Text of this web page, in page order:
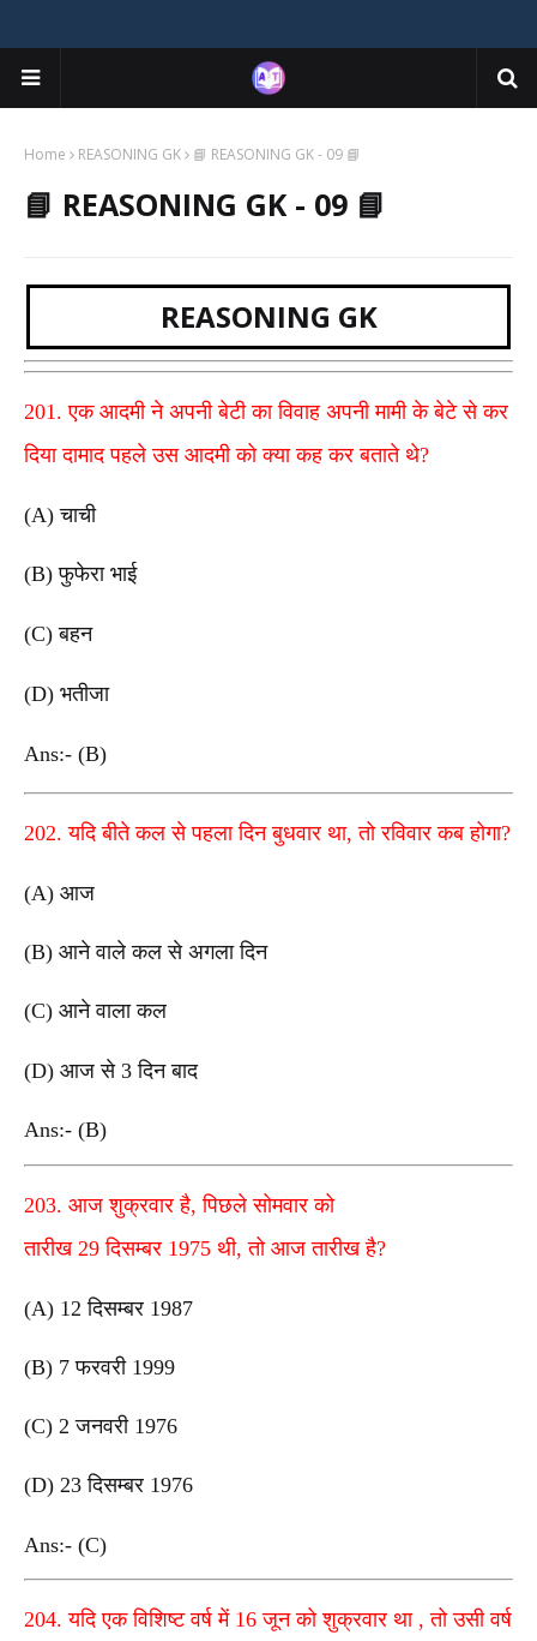
Home REASONING GK 📘 REASONING GK - 09 📘
📘 REASONING GK - 09 📘
REASONING GK
201. एक आदमी ने अपनी बेटी का विवाह अपनी मामी के बेटे से कर
दिया दामाद पहले उस आदमी को क्या कह कर बताते थे?
(A) चाची
(B) फुफेरा भाई
(C) बहन
(D) भतीजा
Ans:- (B)
202. यदि बीते कल से पहला दिन बुधवार था, तो रविवार कब होगा?
(A) आज
(B) आने वाले कल से अगला दिन
(C) आने वाला कल
(D) आज से 3 दिन बाद
Ans:- (B)
203. आज शुक्रवार है, पिछले सोमवार को
तारीख 29 दिसम्बर 1975 थी, तो आज तारीख है?
(A) 12 दिसम्बर 1987
(B) 7 फरवरी 1999
(C) 2 जनवरी 1976
(D) 23 दिसम्बर 1976
Ans:- (C)
204. यदि एक विशिष्ट वर्ष में 16 जून को शुक्रवार था , तो उसी वर्ष